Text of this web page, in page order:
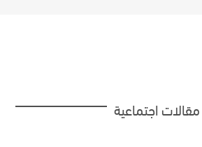
مقالات اجتماعية